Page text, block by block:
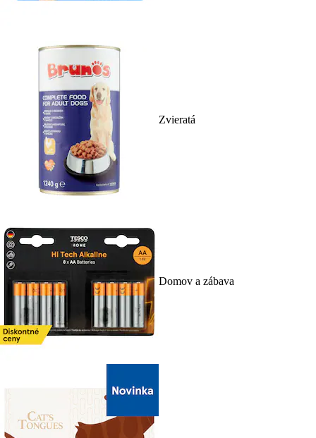
Zvieratá
Domov a zábava